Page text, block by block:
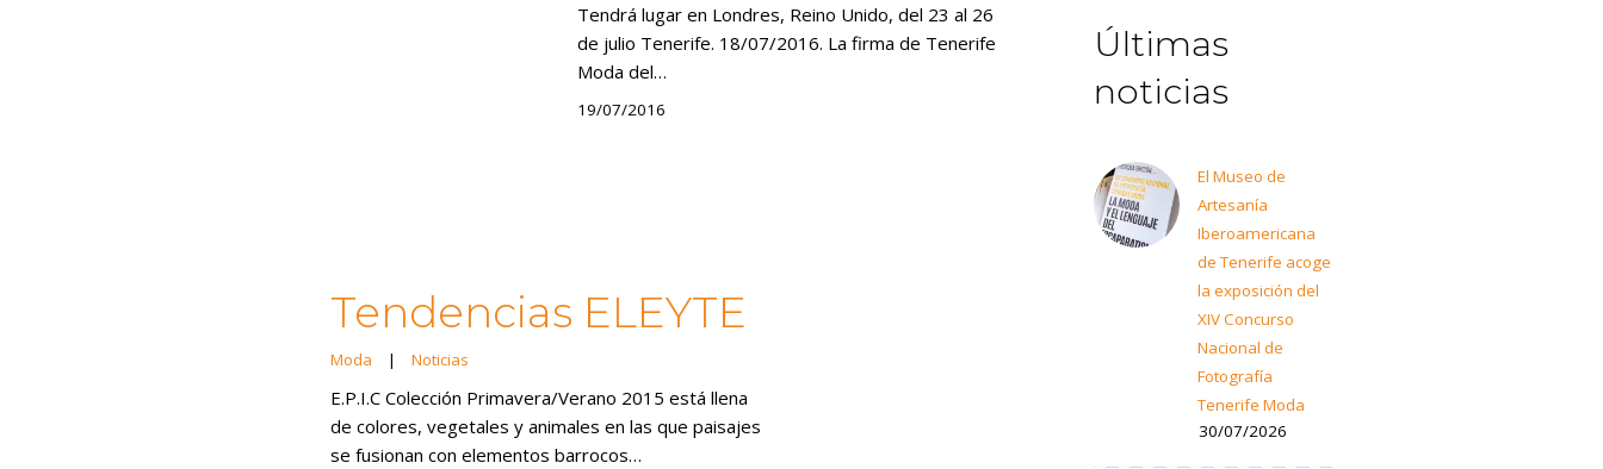
Tendrá lugar en Londres, Reino Unido, del 23 al 26
de julio Tenerife. 18/07/2016. La firma de Tenerife
Moda del…
19/07/2016
Tendencias ELEYTE
Moda | Noticias
E.P.I.C Colección Primavera/Verano 2015 está llena
de colores, vegetales y animales en las que paisajes
se fusionan con elementos barrocos…
Últimas
noticias
El Museo de
Artesanía
Iberoamericana
de Tenerife acoge
la exposición del
XIV Concurso
Nacional de
Fotografía
Tenerife Moda
30/07/2026